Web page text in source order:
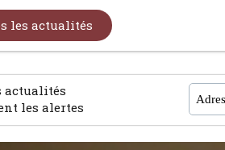
les actualités
actualités
les alertes
e-
mail